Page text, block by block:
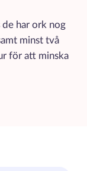
de har ork nog
minst två
för att minska